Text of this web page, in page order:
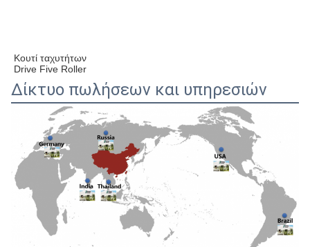
Κουτί ταχυτήτων
Drive Five Roller
Δίκτυο πωλήσεων και υπηρεσιών